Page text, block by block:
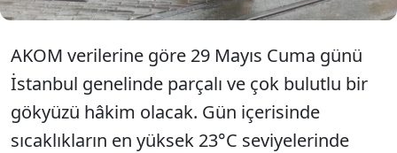
AKOM verilerine göre 29 Mayıs Cuma günü
İstanbul genelinde parçalı ve çok bulutlu bir
gökyüzü hâkim olacak. Gün içerisinde
sıcaklıkların en yüksek 23°C seviyelerinde